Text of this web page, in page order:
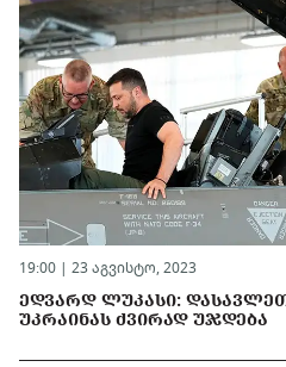
19:00 | 23 აგვისტო, 2023
ᲔᲓᲕᲐᲠᲓ ᲚᲣᲙᲐᲡᲘ:
ᲣᲙᲠᲐᲘᲜᲐᲡ ᲫᲕᲘᲠᲐᲓ ᲣᲯᲓᲔᲑᲐ